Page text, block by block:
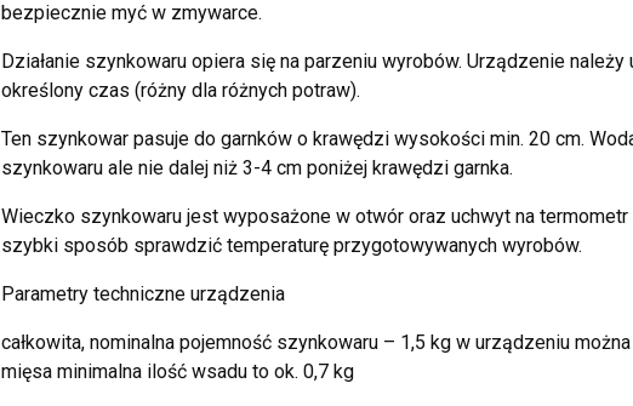
bezpiecznie myć w zmywarce.
Działanie szynkowaru opiera się na parzeniu wyrobów. Urządzenie
określony czas (różny dla różnych potraw).
Ten szynkowar pasuje do garnków o krawędzi wysokości min. 20 cm.
szynkowaru ale nie dalej niż 3-4 cm poniżej krawędzi garnka.
Wieczko szynkowaru jest wyposażone w otwór oraz uchwyt na
szybki sposób sprawdzić temperaturę przygotowywanych wyrobów.
Parametry techniczne urządzenia
całkowita, nominalna pojemność szynkowaru – 1,5 kg w urządzeniu
mięsa minimalna ilość wsadu to ok. 0,7 kg